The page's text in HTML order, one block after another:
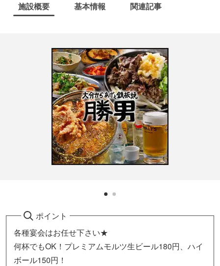
施設概要 基本情報 関連記事
ポイント
各種宴会はお任せ下さい★
何杯でもOK！プレミアムモルツ生ビール180円、ハイ
ボール150円！